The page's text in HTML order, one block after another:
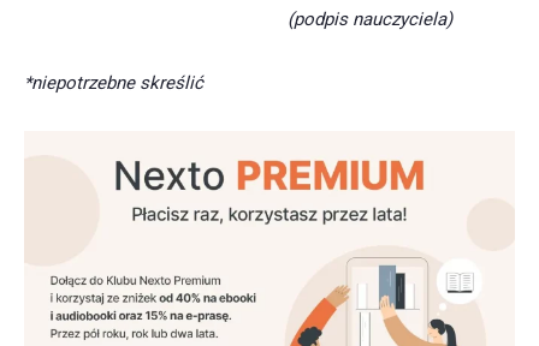
(podpis nauczyciela)
*niepotrzebne skreślić